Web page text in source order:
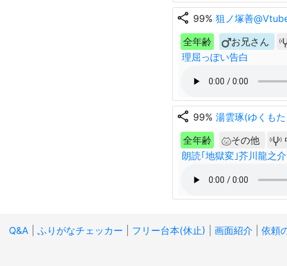
share 99% 狙ノ塚善
全年齢
お兄さん
理屈っぽい告白
share 99% 湯雲琢(ゆくも
全年齢
その他
朗読｢地獄変｣芥川龍之
Q&A ふりがなチェッカー フリー台本(休止) 画面紹介 依頼